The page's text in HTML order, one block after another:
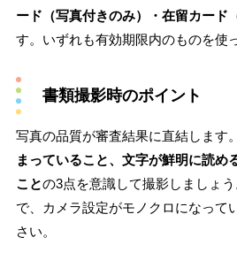
ード（写真付きのみ）・在留カード
す。いずれも有効期限内のものを使
書類撮影時のポイント
写真の品質が審査結果に直結します。
まっていること、文字が鮮明に読め
ことの3点を意識して撮影しましょう
で、カメラ設定がモノクロになって
さい。